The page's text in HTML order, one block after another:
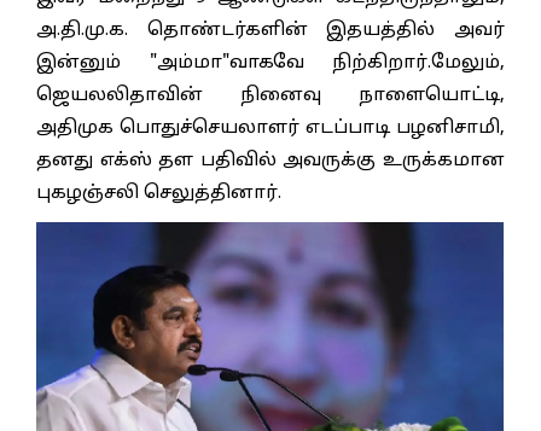
அ.தி.மு.க. தொண்டர்களின் இதயத்தில் அவர்
இன்னும் "அம்மா"வாகவே நிற்கிறார்.மேலும்,
ஜெயலலிதாவின் நினைவு நாளையொட்டி,
அதிமுக பொதுச்செயலாளர் எடப்பாடி பழனிசாமி,
தனது எக்ஸ் தள பதிவில் அவருக்கு உருக்கமான
புகழஞ்சலி செலுத்தினார்.